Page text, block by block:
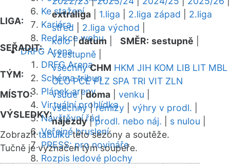
Ke stažení
Kariéra
Redakce webu
DRFG Arena
DRFG Arena
Schéma tribun
Plánek areny
Virtuální prohlídka
Návštěvní řád
Veřejné bruslení
PRESS: pro novináře
Rozpis ledové plochy
LIGA:
extraliga 1.liga 2.liga západ
2.liga
střed
2.liga východ
SEŘADIT:
kolo|datum SMĚR: sestupně
vzestupně
TÝM:
všechny CHM HKM JIH KOM LIB LIT MBL
OLO PCE PLZ SPA TRI VIT ZLN
MÍSTO:
všude|doma venku
VÝSLEDKY:
všechny|remízy výhry v prodl.
nájezdy|prodl. nebo náj. s nulou
Zobrazittabulkutéto sezóny a soutěže.
Tučně je vyznačen tým soupeře.